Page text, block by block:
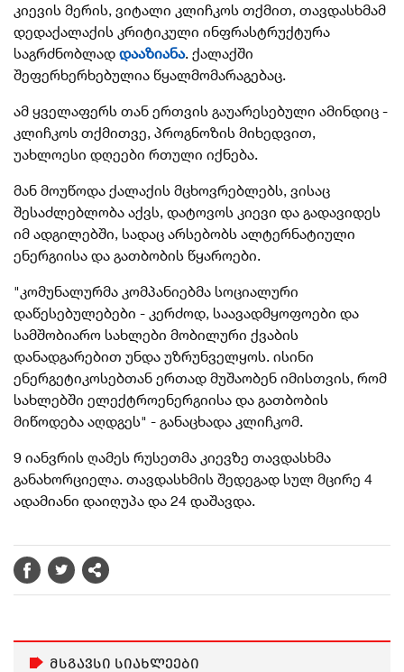
კიევის მერის, ვიტალი კლიჩკოს თქმით, თავდასხმამ
დედაქალაქის კრიტიკული ინფრასტრუქტურა
საგრძნობლად დააზიანა. ქალაქში
შეფერხერხებულია წყალმომარაგებაც.
ამ ყველაფერს თან ერთვის გაუარესებული ამინდიც -
კლიჩკოს თქმითვე, პროგნოზის მიხედვით,
უახლოესი დღეები რთული იქნება.
მან მოუწოდა ქალაქის მცხოვრებლებს, ვისაც
შესაძლებლობა აქვს, დატოვოს კიევი და გადავიდეს
იმ ადგილებში, სადაც არსებობს ალტერნატიული
ენერგიისა და გათბობის წყაროები.
"კომუნალურმა კომპანიებმა სოციალური
დაწესებულებები - კერძოდ, საავადმყოფოები და
სამშობიარო სახლები მობილური ქვაბის
დანადგარებით უნდა უზრუნველყოს. ისინი
ენერგეტიკოსებთან ერთად მუშაობენ იმისთვის, რომ
სახლებში ელექტროენერგიისა და გათბობის
მიწოდება აღდგეს" - განაცხადა კლიჩკომ.
9 იანვრის ღამეს რუსეთმა კიევზე თავდასხმა
განახორციელა. თავდასხმის შედეგად სულ მცირე 4
ადამიანი დაიღუპა და 24 დაშავდა.
მსგავსი სიახლეები